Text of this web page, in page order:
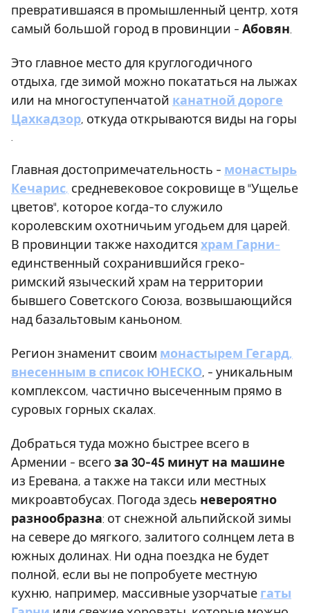
превратившаяся в промышленный центр, хотя
самый большой город в провинции - Абовян.
Это главное место для круглогодичного
отдыха, где зимой можно покататься на лыжах
или на многоступенчатой канатной дороге
Цахкадзор, откуда открываются виды на горы
Главная достопримечательность - монастырь
Кечарис, средневековое сокровище в "Ущелье
цветов", которое когда-то служило
королевским охотничьим угодьем для царей.
В провинции также находится храм Гарни-
единственный сохранившийся греко-
римский языческий храм на территории
бывшего Советского Союза, возвышающийся
над базальтовым каньоном.
Регион знаменит своим монастырем Гегард,
внесенным в список ЮНЕСКО, - уникальным
комплексом, частично высеченным прямо в
суровых горных скалах.
Добраться туда можно быстрее всего в
Армении - всего за 30-45 минут на машине
из Еревана, а также на такси или местных
микроавтобусах. Погода здесь невероятно
разнообразна: от снежной альпийской зимы
на севере до мягкого, залитого солнцем лета в
южных долинах. Ни одна поездка не будет
полной, если вы не попробуете местную
кухню, например, массивные узорчатые гаты